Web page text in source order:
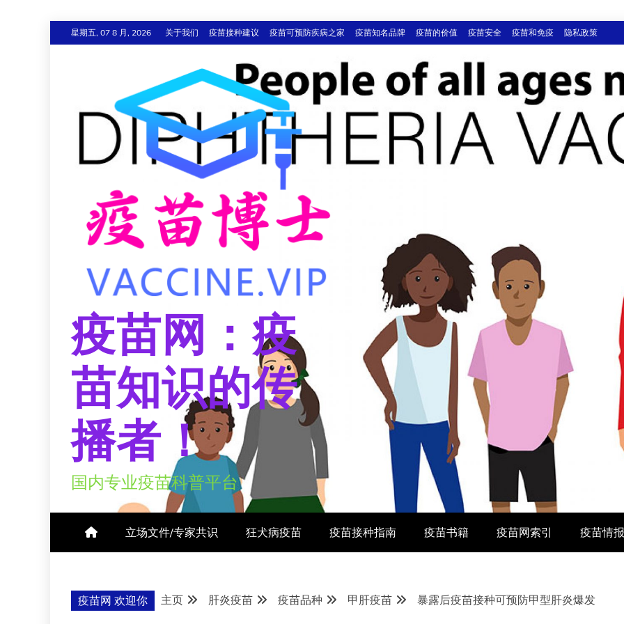
至
星期五, 07 8 月, 2026 关于我们 疫苗接种建议 疫苗可预防疾病之家 疫苗知名品牌 疫苗的价值 疫苗安全 疫苗和免疫 隐私政策
疫苗网：疫
苗知识的传
播者！
国内专业疫苗科普平台
立场文件/专家共识 狂犬病疫苗 疫苗接种指南 疫苗书籍 疫苗网索引 疫苗情
疫苗网 欢迎你 主页 肝炎疫苗 疫苗品种 甲肝疫苗 暴露后疫苗接种可预防甲型肝炎爆发